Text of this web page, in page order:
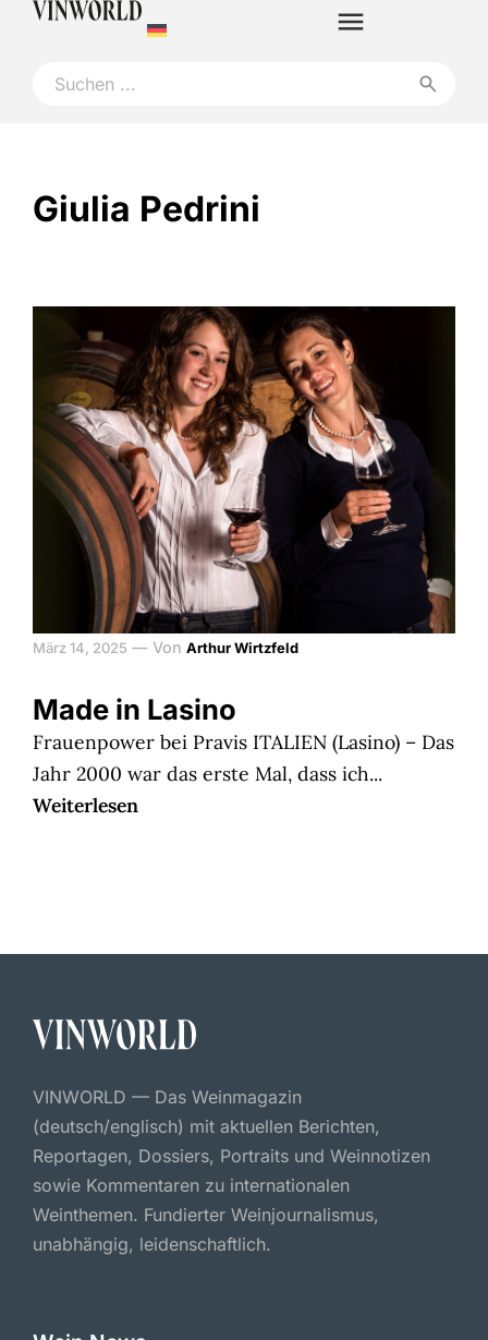
Giulia Pedrini
März 14, 2025 — Von Arthur Wirtzfeld
Made in Lasino
Frauenpower bei Pravis ITALIEN (Lasino) – Das
Jahr 2000 war das erste Mal, dass ich...
Weiterlesen
VINWORLD — Das Weinmagazin
(deutsch/englisch) mit aktuellen Berichten,
Reportagen, Dossiers, Portraits und Weinnotizen
sowie Kommentaren zu internationalen
Weinthemen. Fundierter Weinjournalismus,
unabhängig, leidenschaftlich.